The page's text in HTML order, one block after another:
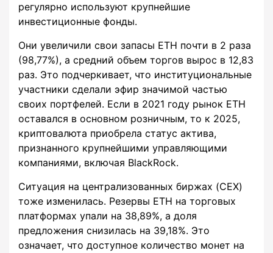
регулярно используют крупнейшие
инвестиционные фонды.
Они увеличили свои запасы ETH почти в 2 раза
(98,77%), а средний объем торгов вырос в 12,83
раз. Это подчеркивает, что институциональные
участники сделали эфир значимой частью
своих портфелей. Если в 2021 году рынок ETH
оставался в основном розничным, то к 2025,
криптовалюта приобрела статус актива,
признанного крупнейшими управляющими
компаниями, включая BlackRock.
Ситуация на централизованных биржах (CEX)
тоже изменилась. Резервы ETH на торговых
платформах упали на 38,89%, а доля
предложения снизилась на 39,18%. Это
означает, что доступное количество монет на